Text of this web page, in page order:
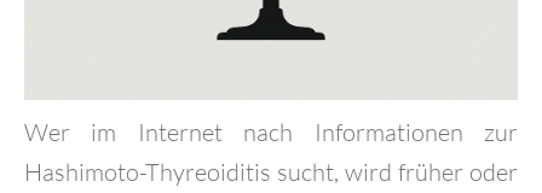
Wer im Internet nach Informationen zur
Hashimoto-Thyreoiditis sucht, wird früher oder